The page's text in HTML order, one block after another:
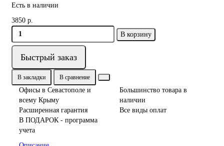
Есть в наличии
3850 р.
В корзину
Быстрый заказ
В закладки В сравнение
Офисы в Севастополе и
всему Крыму
Большинство товара в
наличии
Расширенная гарантия
Все виды оплат
В ПОДАРОК - программа
учета